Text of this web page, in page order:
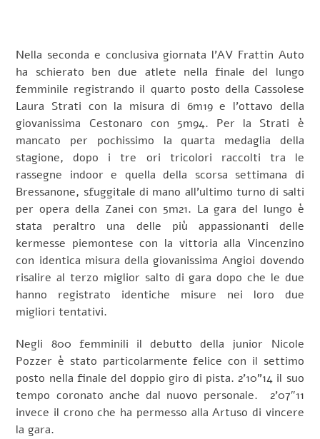
Nella seconda e conclusiva giornata l’AV Frattin Auto
ha schierato ben due atlete nella finale del lungo
femminile registrando il quarto posto della Cassolese
Laura Strati con la misura di 6m19 e l’ottavo della
giovanissima Cestonaro con 5m94. Per la Strati è
mancato per pochissimo la quarta medaglia della
stagione, dopo i tre ori tricolori raccolti tra le
rassegne indoor e quella della scorsa settimana di
Bressanone, sfuggitale di mano all’ultimo turno di salti
per opera della Zanei con 5m21. La gara del lungo è
stata peraltro una delle più appassionanti delle
kermesse piemontese con la vittoria alla Vincenzino
con identica misura della giovanissima Angioi dovendo
risalire al terzo miglior salto di gara dopo che le due
hanno registrato identiche misure nei loro due
migliori tentativi.
Negli 800 femminili il debutto della junior Nicole
Pozzer è stato particolarmente felice con il settimo
posto nella finale del doppio giro di pista. 2’10”14 il suo
tempo coronato anche dal nuovo personale. 2’07″11
invece il crono che ha permesso alla Artuso di vincere
la gara.